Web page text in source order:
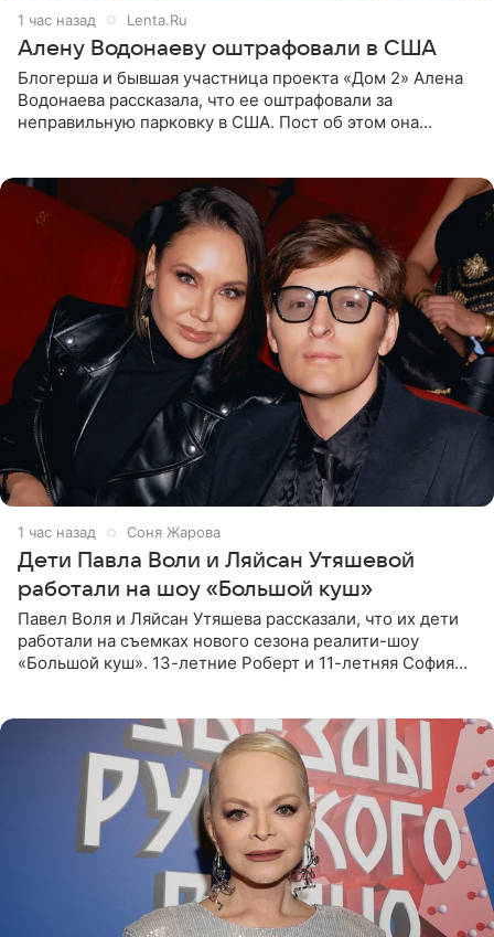
1 час назад Lenta.Ru
Алену Водонаеву оштрафовали в США
Блогерша и бывшая участница проекта «Дом 2» Алена
Водонаева рассказала, что ее оштрафовали за
неправильную парковку в США. Пост об этом она
1 час назад Соня Жарова
Дети Павла Воли и Ляйсан Утяшевой
работали на шоу «Большой куш»
Павел Воля и Ляйсан Утяшева рассказали, что их дети
работали на съемках нового сезона реалити-шоу
«Большой куш». 13-летние Роберт и 11-летняя София